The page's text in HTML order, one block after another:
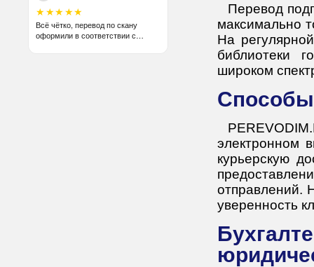
★★★★★
Всё чётко, перевод по скану
оформили в соответствии с
Перевод
максимально
На
библиотеки
широком
электронном
курьерскую
отправлений.
уверенность
Бухгалтерское сопровождение для